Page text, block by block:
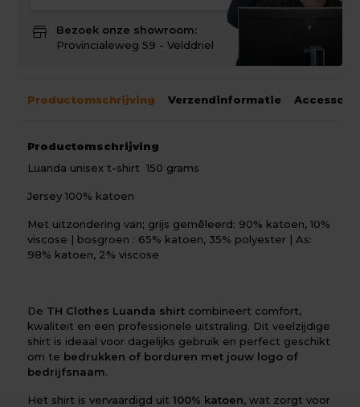
store
Bezoek onze showroom:
Provincialeweg 59 - Velddriel
Productomschrijving Verzendinformatie
Productomschrijving
Luanda unisex t-shirt 150 grams
Jersey 100% katoen
Met uitzondering van; grijs gemêleerd: 90% katoen, 10%
viscose | bosgroen : 65% katoen, 35% polyester | As:
98% katoen, 2% viscose
De TH Clothes Luanda shirt combineert comfort,
kwaliteit en een professionele uitstraling. Dit veelzijdige
shirt is ideaal voor dagelijks gebruik en perfect geschikt
om te bedrukken of borduren met jouw logo of
bedrijfsnaam.
Het shirt is vervaardigd uit100% katoen, wat zorgt voor